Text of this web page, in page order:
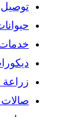
توصيل
زراعة
صالات